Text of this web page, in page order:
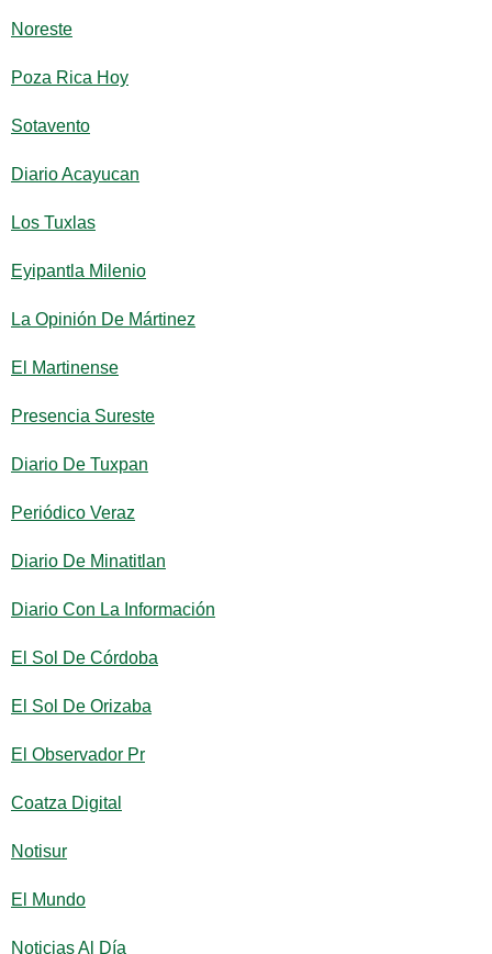
Noreste
Poza Rica Hoy
Sotavento
Diario Acayucan
Los Tuxlas
Eyipantla Milenio
La Opinión De Mártinez
El Martinense
Presencia Sureste
Diario De Tuxpan
Periódico Veraz
Diario De Minatitlan
Diario Con La Información
El Sol De Córdoba
El Sol De Orizaba
El Observador Pr
Coatza Digital
Notisur
El Mundo
Noticias Al Día